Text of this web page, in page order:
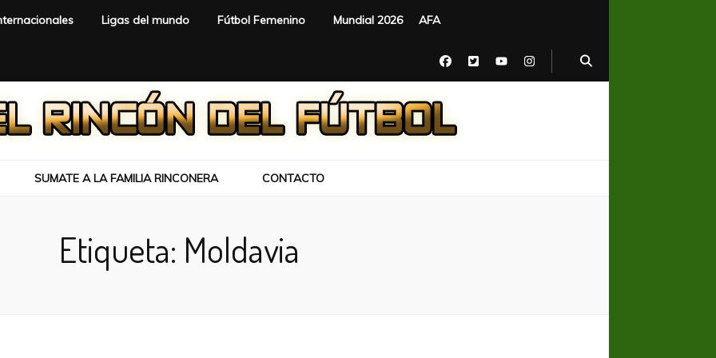
Ligas del mundo Fútbol Femenino Mundial 2026 AFA
SUMATE A LA FAMILIA RINCONERA CONTACTO
Etiqueta: Moldavia